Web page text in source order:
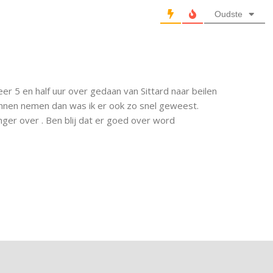
Oudste
5 en half uur over gedaan van Sittard naar beilen
nemen dan was ik er ook zo snel geweest.
over . Ben blij dat er goed over word